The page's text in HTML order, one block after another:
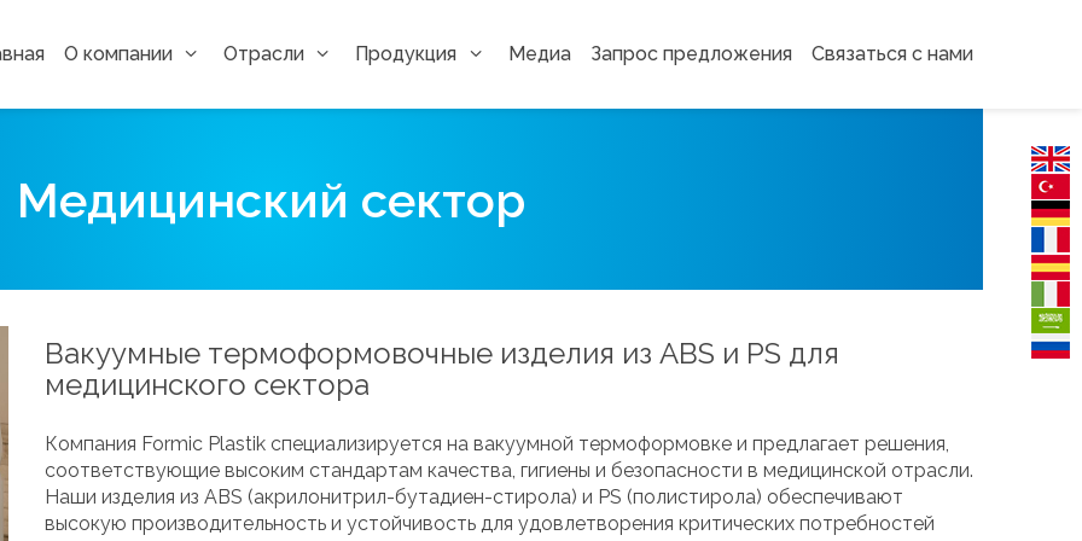
О компании Отрасли Продукция Медиа Запрос предложения Связаться с нами
Медицинский сектор
Вакуумные термоформовочные изделия из ABS и PS для
медицинского сектора
Компания Formic Plastik специализируется на вакуумной термоформовке и предлагает решения,
соответствующие высоким стандартам качества, гигиены и безопасности в медицинской отрасли.
Наши изделия из ABS (акрилонитрил-бутадиен-стирола) и PS (полистирола) обеспечивают
высокую производительность и устойчивость для удовлетворения критических потребностей